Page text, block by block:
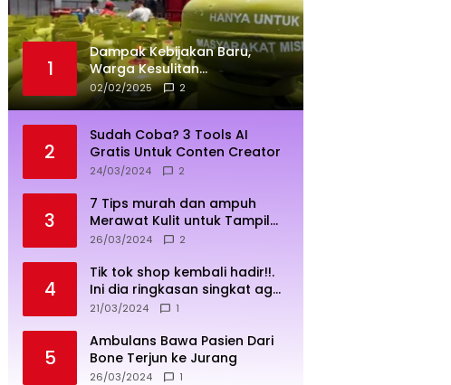
1
Dampak Kebijakan Baru,
Warga Kesulitan
Mendapatkan Elpiji 3 Kg
02/02/2025 2
2
Sudah Coba? 3 Tools AI
Gratis Untuk Conten Creator
24/03/2024 2
3
7 Tips murah dan ampuh
Merawat Kulit untuk Tampil
Sehat dan Cerah
26/03/2024 2
4
Tik tok shop kembali hadir!!.
Ini dia ringkasan singkat agar
penjualan lebih sukses
21/03/2024 1
5
Ambulans Bawa Pasien Dari
Bone Terjun ke Jurang
26/03/2024 1